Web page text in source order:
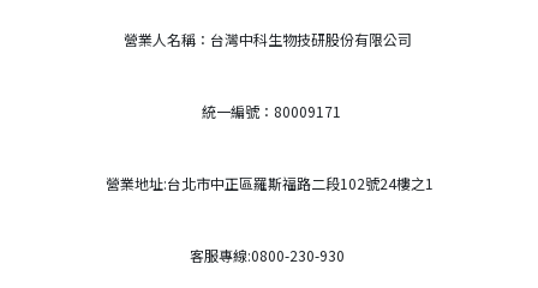
營業人名稱：台灣中科生物技研股份有限公司
統一編號：80009171
營業地址:台北市中正區羅斯福路二段102號24樓之1
客服專線:0800-230-930